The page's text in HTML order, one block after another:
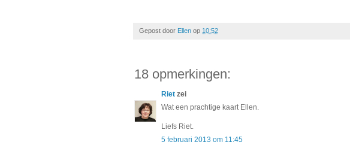
Gepost door Ellen op 10:52
18 opmerkingen:
Riet zei
Wat een prachtige kaart Ellen.
Liefs Riet.
5 februari 2013 om 11:45